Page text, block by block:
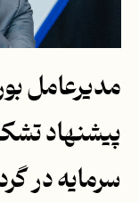
مدیرعامل
پیشنهاد
سرمایه در